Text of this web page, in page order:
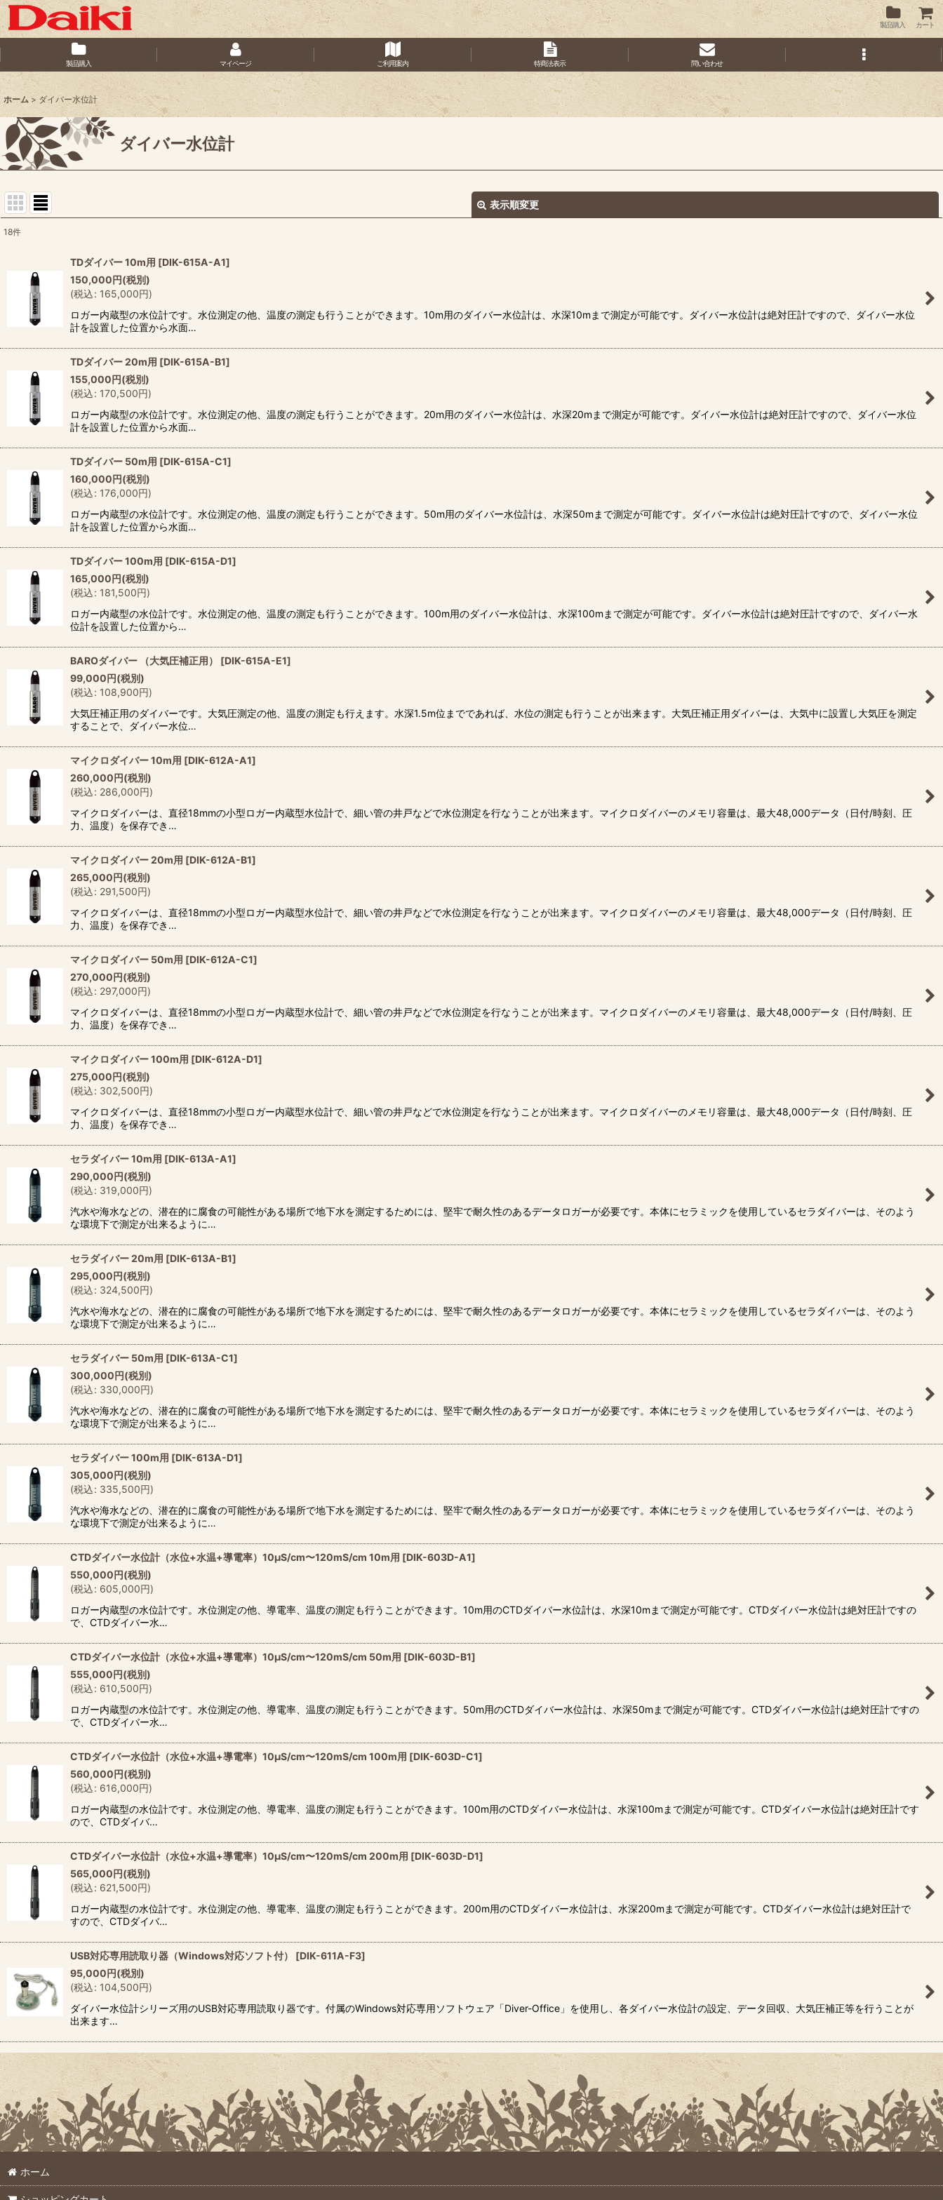
製品購入 カート
製品購入 マイページ ご利用案内 特商法表示 問い合わせ
ホーム > ダイバー水位計
ダイバー水位計
表示順変更
表示数
並び順
18件
TDダイバー 10m用 [DIK-615A-A1]
150,000円(税別)
(税込: 165,000円)
ロガー内蔵型の水位計です。水位測定の他、温度の測定も行うことができます。10m用のダイバー水位計は、水深10mまで測定が可能です。ダイバー水位計は絶対圧計ですので、ダイバー水位
計を設置した位置から水面…
TDダイバー 20m用 [DIK-615A-B1]
155,000円(税別)
(税込: 170,500円)
ロガー内蔵型の水位計です。水位測定の他、温度の測定も行うことができます。20m用のダイバー水位計は、水深20mまで測定が可能です。ダイバー水位計は絶対圧計ですので、ダイバー水位
計を設置した位置から水面…
TDダイバー 50m用 [DIK-615A-C1]
160,000円(税別)
(税込: 176,000円)
ロガー内蔵型の水位計です。水位測定の他、温度の測定も行うことができます。50m用のダイバー水位計は、水深50mまで測定が可能です。ダイバー水位計は絶対圧計ですので、ダイバー水位
計を設置した位置から水面…
TDダイバー 100m用 [DIK-615A-D1]
165,000円(税別)
(税込: 181,500円)
ロガー内蔵型の水位計です。水位測定の他、温度の測定も行うことができます。100m用のダイバー水位計は、水深100mまで測定が可能です。ダイバー水位計は絶対圧計ですので、ダイバー水
位計を設置した位置から…
BAROダイバー （大気圧補正用） [DIK-615A-E1]
99,000円(税別)
(税込: 108,900円)
大気圧補正用のダイバーです。大気圧測定の他、温度の測定も行えます。水深1.5m位までであれば、水位の測定も行うことが出来ます。大気圧補正用ダイバーは、大気中に設置し大気圧を測定
することで、ダイバー水位…
マイクロダイバー 10m用 [DIK-612A-A1]
260,000円(税別)
(税込: 286,000円)
マイクロダイバーは、直径18mmの小型ロガー内蔵型水位計で、細い管の井戸などで水位測定を行なうことが出来ます。マイクロダイバーのメモリ容量は、最大48,000データ（日付/時刻、圧
力、温度）を保存でき…
マイクロダイバー 20m用 [DIK-612A-B1]
265,000円(税別)
(税込: 291,500円)
マイクロダイバーは、直径18mmの小型ロガー内蔵型水位計で、細い管の井戸などで水位測定を行なうことが出来ます。マイクロダイバーのメモリ容量は、最大48,000データ（日付/時刻、圧
力、温度）を保存でき…
マイクロダイバー 50m用 [DIK-612A-C1]
270,000円(税別)
(税込: 297,000円)
マイクロダイバーは、直径18mmの小型ロガー内蔵型水位計で、細い管の井戸などで水位測定を行なうことが出来ます。マイクロダイバーのメモリ容量は、最大48,000データ（日付/時刻、圧
力、温度）を保存でき…
マイクロダイバー 100m用 [DIK-612A-D1]
275,000円(税別)
(税込: 302,500円)
マイクロダイバーは、直径18mmの小型ロガー内蔵型水位計で、細い管の井戸などで水位測定を行なうことが出来ます。マイクロダイバーのメモリ容量は、最大48,000データ（日付/時刻、圧
力、温度）を保存でき…
セラダイバー 10m用 [DIK-613A-A1]
290,000円(税別)
(税込: 319,000円)
汽水や海水などの、潜在的に腐食の可能性がある場所で地下水を測定するためには、堅牢で耐久性のあるデータロガーが必要です。本体にセラミックを使用しているセラダイバーは、そのよう
な環境下で測定が出来るように…
セラダイバー 20m用 [DIK-613A-B1]
295,000円(税別)
(税込: 324,500円)
汽水や海水などの、潜在的に腐食の可能性がある場所で地下水を測定するためには、堅牢で耐久性のあるデータロガーが必要です。本体にセラミックを使用しているセラダイバーは、そのよう
な環境下で測定が出来るように…
セラダイバー 50m用 [DIK-613A-C1]
300,000円(税別)
(税込: 330,000円)
汽水や海水などの、潜在的に腐食の可能性がある場所で地下水を測定するためには、堅牢で耐久性のあるデータロガーが必要です。本体にセラミックを使用しているセラダイバーは、そのよう
な環境下で測定が出来るように…
セラダイバー 100m用 [DIK-613A-D1]
305,000円(税別)
(税込: 335,500円)
汽水や海水などの、潜在的に腐食の可能性がある場所で地下水を測定するためには、堅牢で耐久性のあるデータロガーが必要です。本体にセラミックを使用しているセラダイバーは、そのよう
な環境下で測定が出来るように…
CTDダイバー水位計（水位+水温+導電率）10μS/cm〜120mS/cm 10m用 [DIK-603D-A1]
550,000円(税別)
(税込: 605,000円)
ロガー内蔵型の水位計です。水位測定の他、導電率、温度の測定も行うことができます。10m用のCTDダイバー水位計は、水深10mまで測定が可能です。CTDダイバー水位計は絶対圧計ですの
で、CTDダイバー水…
CTDダイバー水位計（水位+水温+導電率）10μS/cm〜120mS/cm 50m用 [DIK-603D-B1]
555,000円(税別)
(税込: 610,500円)
ロガー内蔵型の水位計です。水位測定の他、導電率、温度の測定も行うことができます。50m用のCTDダイバー水位計は、水深50mまで測定が可能です。CTDダイバー水位計は絶対圧計ですの
で、CTDダイバー水…
CTDダイバー水位計（水位+水温+導電率）10μS/cm〜120mS/cm 100m用 [DIK-603D-C1]
560,000円(税別)
(税込: 616,000円)
ロガー内蔵型の水位計です。水位測定の他、導電率、温度の測定も行うことができます。100m用のCTDダイバー水位計は、水深100mまで測定が可能です。CTDダイバー水位計は絶対圧計です
ので、CTDダイバ…
CTDダイバー水位計（水位+水温+導電率）10μS/cm〜120mS/cm 200m用 [DIK-603D-D1]
565,000円(税別)
(税込: 621,500円)
ロガー内蔵型の水位計です。水位測定の他、導電率、温度の測定も行うことができます。200m用のCTDダイバー水位計は、水深200mまで測定が可能です。CTDダイバー水位計は絶対圧計で
すので、CTDダイバ…
USB対応専用読取り器（Windows対応ソフト付） [DIK-611A-F3]
95,000円(税別)
(税込: 104,500円)
ダイバー水位計シリーズ用のUSB対応専用読取り器です。付属のWindows対応専用ソフトウェア「Diver-Office」を使用し、各ダイバー水位計の設定、データ回収、大気圧補正等を行うことが
出来ます…
ホーム